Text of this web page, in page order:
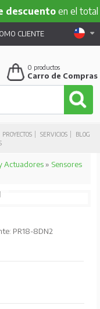
en el total de tu
PROYECTOS SERVICIOS
BLOG
CLIENTE
0 productos
Carro de Compras
Actuadores» Sensores
PR18-8DN2